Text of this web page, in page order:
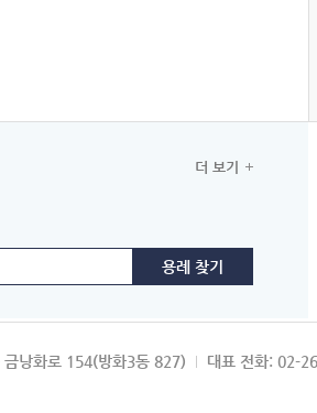
더 보기
낭화로 154(방화3동 827) 대표 전화: 02-